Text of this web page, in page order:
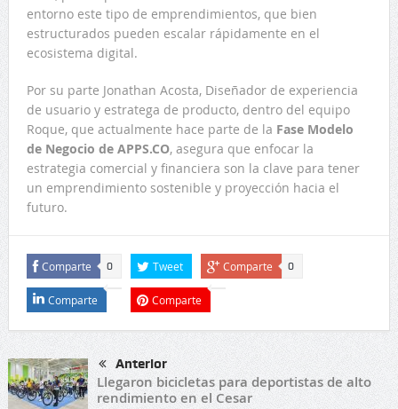
entorno este tipo de emprendimientos, que bien
estructurados pueden escalar rápidamente en el
ecosistema digital.
Por su parte Jonathan Acosta, Diseñador de experiencia
de usuario y estratega de producto, dentro del equipo
Roque, que actualmente hace parte de la Fase Modelo
de Negocio de APPS.CO, asegura que enfocar la
estrategia comercial y financiera son la clave para tener
un emprendimiento sostenible y proyección hacia el
futuro.
Comparte 0 Tweet Comparte 0
Comparte Comparte
Anterior
Llegaron bicicletas para deportistas de alto
rendimiento en el Cesar